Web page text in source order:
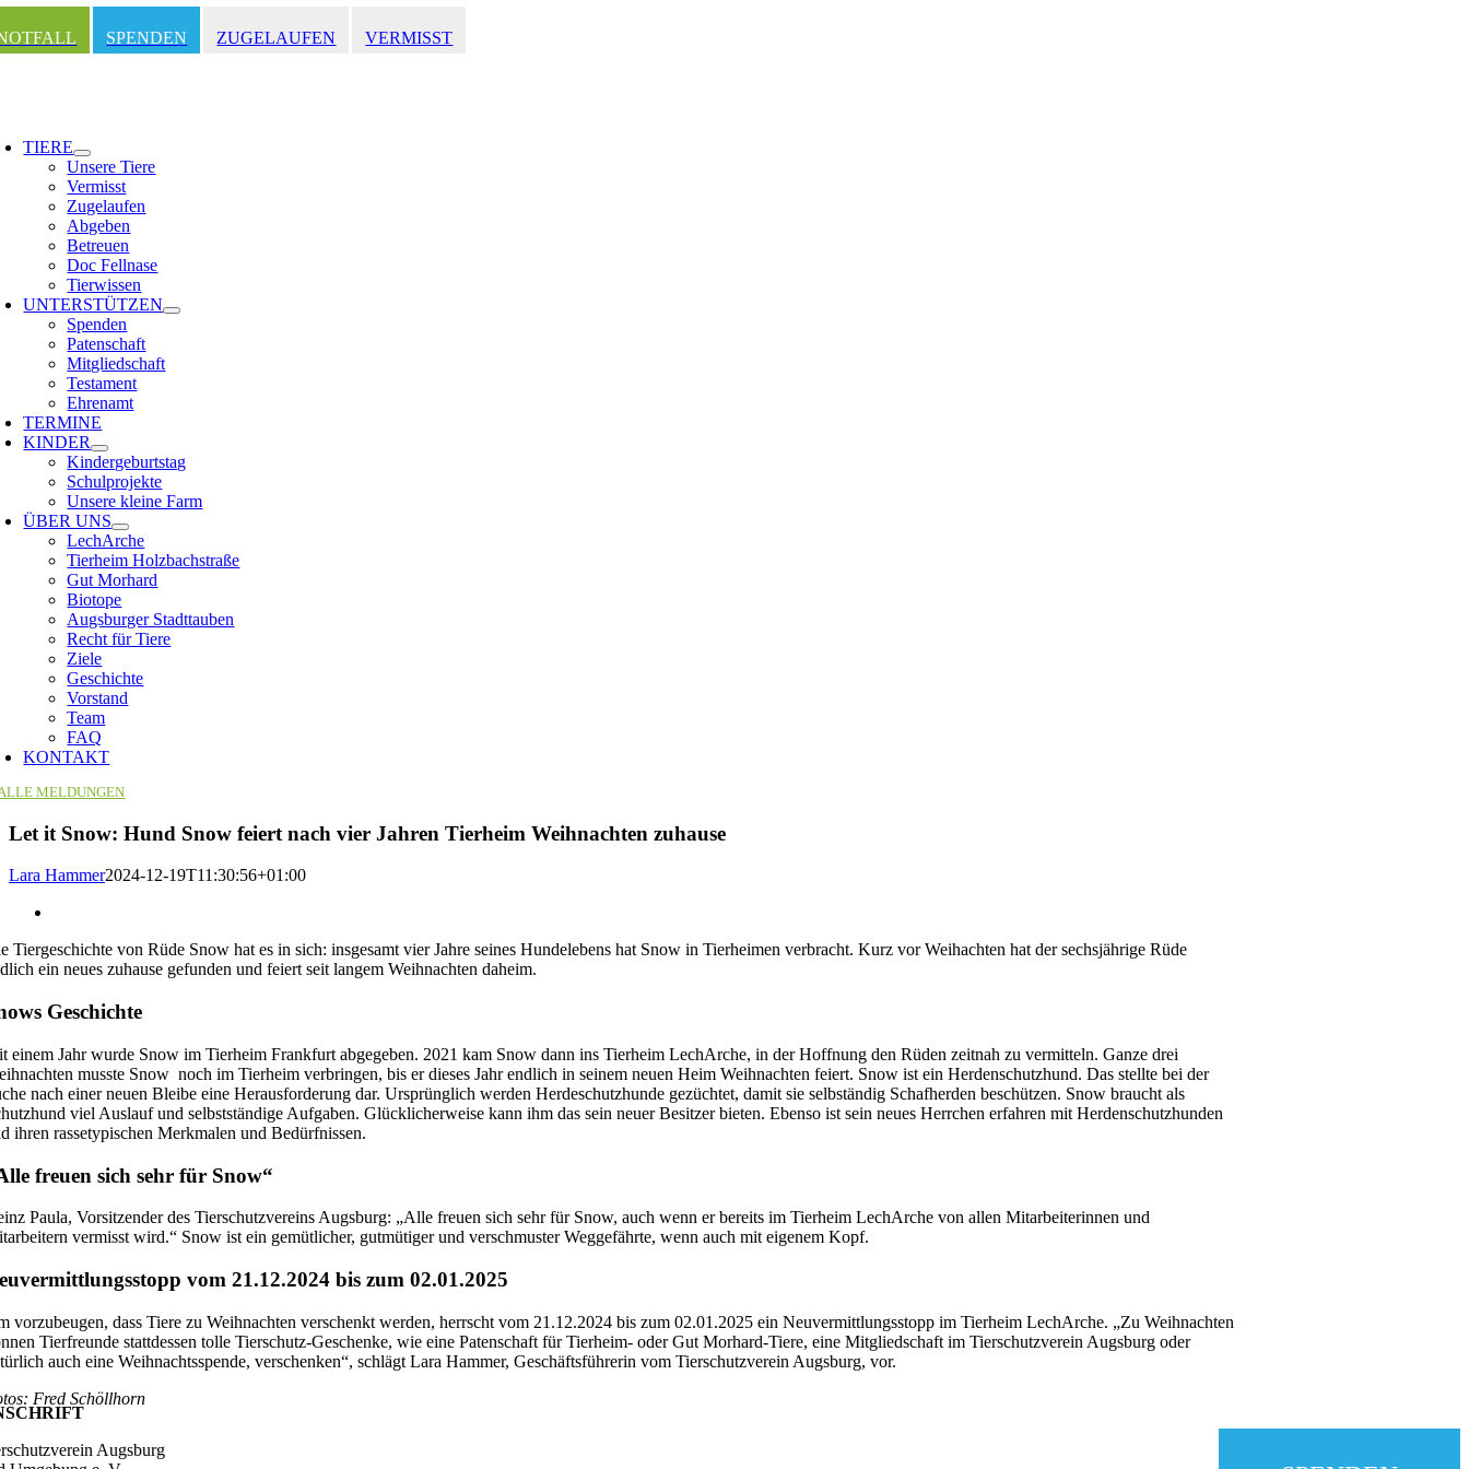
Inhalt
springen
SPENDEN ZUGELAUFEN VERMISST
TIERE
Unsere Tiere
Vermisst
Zugelaufen
Abgeben
Betreuen
Doc Fellnase
Tierwissen
UNTERSTÜTZEN
Spenden
Patenschaft
Mitgliedschaft
Testament
Ehrenamt
TERMINE
KINDER
Kindergeburtstag
Schulprojekte
Unsere kleine Farm
ÜBER UNS
LechArche
Tierheim Holzbachstraße
Gut Morhard
Biotope
Augsburger Stadttauben
Recht für Tiere
Ziele
Geschichte
Vorstand
Team
FAQ
KONTAKT
MELDUNGEN
Let it Snow: Hund Snow feiert nach vier Jahren Tierheim Weihnachten zuhause
Lara Hammer2024-12-19T11:30:56+01:00
Bild
Tiergeschichte von Rüde Snow hat es in sich: insgesamt vier Jahre seines Hundelebens hat Snow in Tierheimen verbracht. Kurz vor Weihachten hat der sechsjährige Rüde
ein neues zuhause gefunden und feiert seit langem Weihnachten daheim.
Geschichte
einem Jahr wurde Snow im Tierheim Frankfurt abgegeben. 2021 kam Snow dann ins Tierheim LechArche, in der Hoffnung den Rüden zeitnah zu vermitteln. Ganze drei
musste Snow noch im Tierheim verbringen, bis er dieses Jahr endlich in seinem neuen Heim Weihnachten feiert. Snow ist ein Herdenschutzhund. Das stellte bei der
nach einer neuen Bleibe eine Herausforderung dar. Ursprünglich werden Herdeschutzhunde gezüchtet, damit sie selbständig Schafherden beschützen. Snow braucht als
viel Auslauf und selbstständige Aufgaben. Glücklicherweise kann ihm das sein neuer Besitzer bieten. Ebenso ist sein neues Herrchen erfahren mit Herdenschutzhunden
ihren rassetypischen Merkmalen und Bedürfnissen.
freuen sich sehr für Snow“
Paula, Vorsitzender des Tierschutzvereins Augsburg: „Alle freuen sich sehr für Snow, auch wenn er bereits im Tierheim LechArche von allen Mitarbeiterinnen und
vermisst wird.“ Snow ist ein gemütlicher, gutmütiger und verschmuster Weggefährte, wenn auch mit eigenem Kopf.
vom 21.12.2024 bis zum 02.01.2025
vorzubeugen, dass Tiere zu Weihnachten verschenkt werden, herrscht vom 21.12.2024 bis zum 02.01.2025 ein Neuvermittlungsstopp im Tierheim LechArche. „Zu Weihnachten
Tierfreunde stattdessen tolle Tierschutz-Geschenke, wie eine Patenschaft für Tierheim- oder Gut Morhard-Tiere, eine Mitgliedschaft im Tierschutzverein Augsburg oder
auch eine Weihnachtsspende, verschenken“, schlägt Lara Hammer, Geschäftsführerin vom Tierschutzverein Augsburg, vor.
Fred Schöllhorn
Augsburg